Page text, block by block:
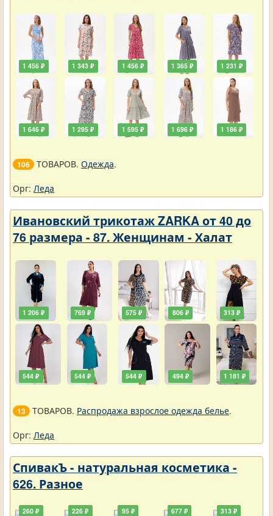
1 456 ₽
1 646 ₽
1 343 ₽
1 295 ₽
1 456 ₽
1 595 ₽
1 365 ₽
1 696 ₽
1 231 ₽
1 186 ₽
106 ТОВАРОВ. Одежда.
Орг: Леда
Ивановский трикотаж ZARKA от 40 до
76 размера - 87. Женщинам - Халат
1 206 ₽
544 ₽
769 ₽
544 ₽
575 ₽
544 ₽
806 ₽
494 ₽
313 ₽
1 181 ₽
13 ТОВАРОВ. Распродажа взрослое одежда белье.
Орг: Леда
СпивакЪ - натуральная косметика -
626. Разное
260 ₽ 226 ₽ 95 ₽ 677 ₽ 313 ₽